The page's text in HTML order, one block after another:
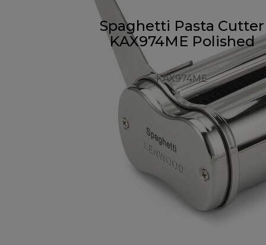
Spaghetti Pasta Cutter
KAX974ME Polished
KAX974ME